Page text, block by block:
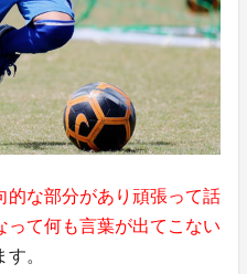
的な部分があり頑張って話
って何も言葉が出てこない
。